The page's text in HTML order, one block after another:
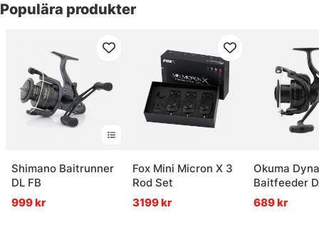
Populära produkter
Shimano Baitrunner
DL FB
999 kr
Fox Mini Micron X 3
Rod Set
3199 kr
Okuma
Baitfeeder
689 kr